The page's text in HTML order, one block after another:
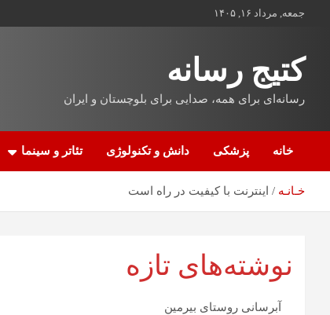
جمعه, مرداد ۱۶, ۱۴۰۵
کتیج رسانه
رسانه‌ای برای همه، صدایی برای بلوچستان و ایران
خانه پزشکی دانش و تکنولوژی تئاتر و سینما
خـانـه اینترنت با کیفیت در راه است
نوشته‌های تازه
آبرسانی روستای بیرمین